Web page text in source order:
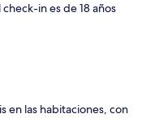
in es de 18 años
en las habitaciones, con